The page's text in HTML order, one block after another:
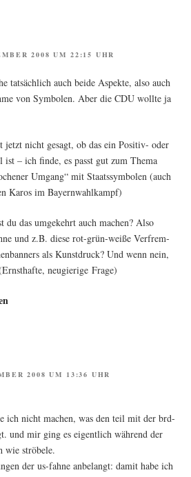
2008 UM 22:15 UHR
tat­säch­lich auch bei­de Aspek­te, also auch
von Sym­bo­len. Aber die CDU woll­te ja
jetzt nicht gesagt, ob das ein Posi­tiv- oder
ist – ich fin­de, es passt gut zum The­ma
Umgang“ mit Staats­sym­bo­len (auch
Karos im Bayernwahlkampf)
du das umge­kehrt auch machen? Also
und z.B. die­se rot-grün-wei­ße Ver­frem­
als Kunst­druck? Und wenn nein,
neu­gie­ri­ge Frage)
2008 UM 13:36 UHR
ich nicht machen, was den teil mit der brd-
und mir ging es eigent­lich wäh­rend der
wie ströbele.
der us-fah­ne anbe­langt: damit habe ich